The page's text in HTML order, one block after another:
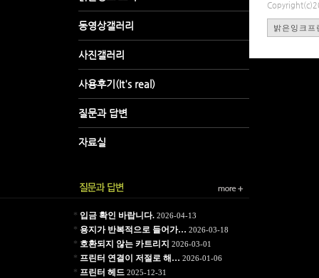
* 입금 확인 바랍니다.2026-04-13
* 용지가 반복적으로 들어가… 2026-03-18
* 호환되지 않는 카트리지 2026-03-01
* 프린터 연결이 저절로 해… 2026-01-06
* 프린터 헤드 2025-12-31
밝은잉크프